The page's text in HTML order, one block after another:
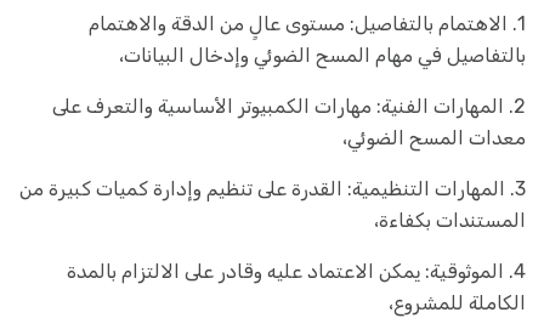
1. الاهتمام بالتفاصيل: مستوى عالٍ من الدقة والاهتمام
بالتفاصيل في مهام المسح الضوئي وإدخال البيانات،
2. المهارات الفنية: مهارات الكمبيوتر الأساسية والتعرف على
معدات المسح الضوئي،
3. المهارات التنظيمية: القدرة على تنظيم وإدارة كميات كبيرة من
المستندات بكفاءة،
4. الموثوقية: يمكن الاعتماد عليه وقادر على الالتزام بالمدة
الكاملة للمشروع،